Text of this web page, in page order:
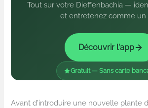
Tout sur votre Dieffenbachia —
et entretenez comme un
Découvrir l'app
Gratuit — Sans carte
Avant d’introduire une nouvelle plante